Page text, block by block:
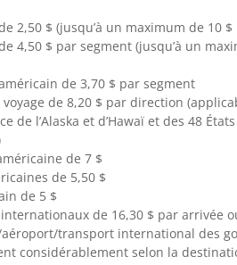
2,50 $ (jusqu’à un maximum de 10
4,50 $ par segment (jusqu’à un
de 3,70 $ par segment
de 8,20 $ par direction
de l’Alaska et d’Hawaï et des 48
de 7 $
de 5,50 $
de 5 $
de 16,30 $ par arrivée
transport international des
considérablement selon la